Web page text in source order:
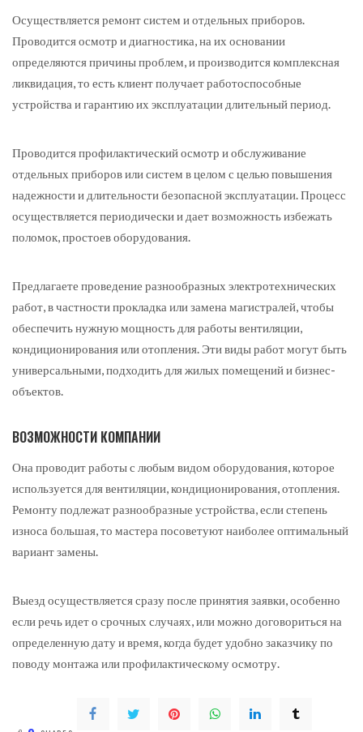
Осуществляется ремонт систем и отдельных приборов.
Проводится осмотр и диагностика, на их основании
определяются причины проблем, и производится комплексная
ликвидация, то есть клиент получает работоспособные
устройства и гарантию их эксплуатации длительный период.
Проводится профилактический осмотр и обслуживание
отдельных приборов или систем в целом с целью повышения
надежности и длительности безопасной эксплуатации. Процесс
осуществляется периодически и дает возможность избежать
поломок, простоев оборудования.
Предлагаете проведение разнообразных электротехнических
работ, в частности прокладка или замена магистралей, чтобы
обеспечить нужную мощность для работы вентиляции,
кондиционирования или отопления. Эти виды работ могут быть
универсальными, подходить для жилых помещений и бизнес-
объектов.
ВОЗМОЖНОСТИ КОМПАНИИ
Она проводит работы с любым видом оборудования, которое
используется для вентиляции, кондиционирования, отопления.
Ремонту подлежат разнообразные устройства, если степень
износа большая, то мастера посоветуют наиболее оптимальный
вариант замены.
Выезд осуществляется сразу после принятия заявки, особенно
если речь идет о срочных случаях, или можно договориться на
определенную дату и время, когда будет удобно заказчику по
поводу монтажа или профилактическому осмотру.